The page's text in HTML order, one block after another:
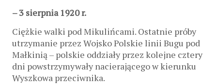
– 3 sierpnia 1920 r.
Ciężkie walki pod Mikulińcami. Ostatnie próby
utrzymanie przez Wojsko Polskie linii Bugu pod
Małkinią – polskie oddziały przez kolejne cztery
dni powstrzymywały nacierającego w kierunku
Wyszkowa przeciwnika.